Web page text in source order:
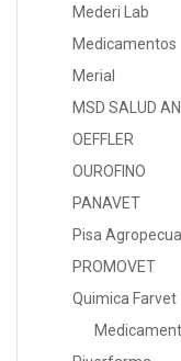
Mederi Lab
Medicamentos
Merial
MSD SALUD
OEFFLER
OUROFINO
PANAVET
Pisa
PROMOVET
Quimica Farvet